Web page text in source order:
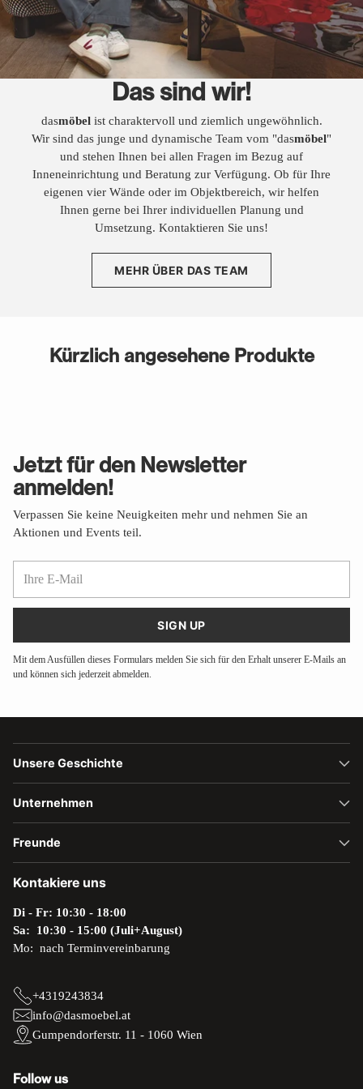
Das sind wir!
dasmöbelist charaktervoll und ziemlich ungewöhnlich.
Wir sind das junge und dynamische Team vom "dasmöbel"
und stehen Ihnen bei allen Fragen im Bezug auf
Inneneinrichtung und Beratung zur Verfügung. Ob für Ihre
eigenen vier Wände oder im Objektbereich, wir helfen
Ihnen gerne bei Ihrer individuellen Planung und
Umsetzung. Kontaktieren Sie uns!
MEHR ÜBER DAS TEAM
Kürzlich angesehene Produkte
Jetzt für den Newsletter
anmelden!
Verpassen Sie keine Neuigkeiten mehr und nehmen Sie an
Aktionen und Events teil.
SIGN UP
Mit dem Ausfüllen dieses Formulars melden Sie sich für den Erhalt unserer E-Mails an
und können sich jederzeit abmelden.
Unsere Geschichte
Unternehmen
Freunde
Kontakiere uns
Di - Fr: 10:30 - 18:00
Sa: 10:30 - 15:00 (Juli+August)
Mo: nach Terminvereinbarung
+4319243834
info@dasmoebel.at
Gumpendorferstr. 11 - 1060 Wien
Follow us